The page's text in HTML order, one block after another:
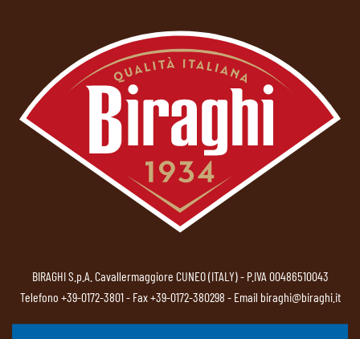
BIRAGHI S.p.A. Cavallermaggiore CUNEO (ITALY) - P.IVA 00486510043
Telefono +39-0172-3801- Fax +39-0172-380298 - Email biraghi@biraghi.it